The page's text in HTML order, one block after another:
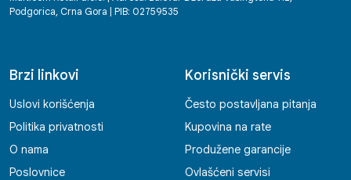
Podgorica, Crna Gora | PIB: 02759535
Brzi linkovi
Uslovi korišćenja
Politika privatnosti
O nama
Poslovnice
Korisnički servis
Često postavljana pitanja
Kupovina na rate
Produžene garancije
Ovlašćeni servisi